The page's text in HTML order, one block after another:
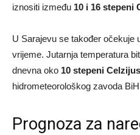
iznositi između 10 i 16 stepeni
U Sarajevu se također očekuje
vrijeme. Jutarnja temperatura
dnevna oko 10 stepeni
hidrometeorološkog zavoda
Prognoza za